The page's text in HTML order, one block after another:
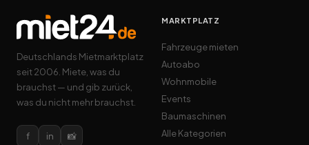
Deutschlands Mietmarktplatz
seit 2006. Miete, was du
brauchst — und gib zurück,
was du nicht mehr brauchst.
f in 📸
MARKTPLATZ
Fahrzeuge mieten
Autoabo
Wohnmobile
Events
Baumaschinen
Alle Kategorien